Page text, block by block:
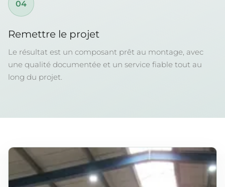
04
Remettre le projet
Le résultat est un composant prêt au montage, avec
une qualité documentée et un service fiable tout au
long du projet.